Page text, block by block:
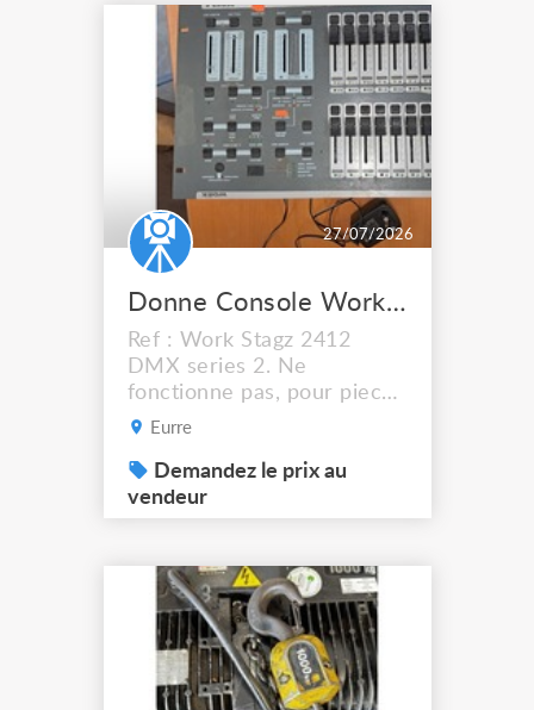
avec porte gélatine (avec
cartons d'origine) + 5 X
lampes de rechange
1000W 1 X console Q12
Light pro...
27/07/2026
Donne Console Work en létat
Ref : Work Stagz 2412
DMX series 2. Ne
fonctionne pas, pour pieces
ou bricoleureuse.
Eurre
Demandez le prix au
vendeur